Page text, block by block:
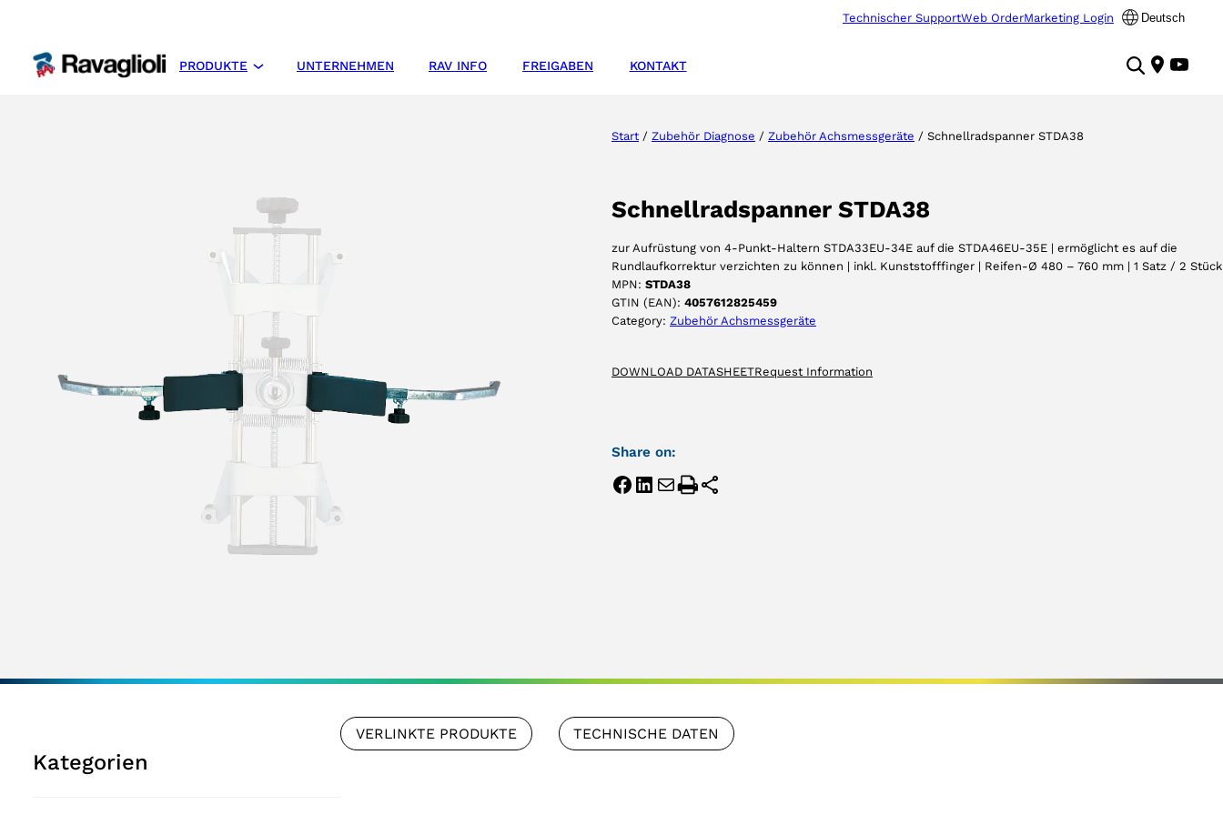
Technischer SupportWeb OrderMarketing Login Deutsch
PRODUKTE UNTERNEHMEN RAV INFO FREIGABEN KONTAKT
Start / Zubehör Diagnose / Zubehör Achsmessgeräte / Schnellradspanner STDA38
Schnellradspanner STDA38
zur Aufrüstung von 4-Punkt-Haltern STDA33EU-34E auf die STDA46EU-35E | ermöglicht es auf die
Rundlaufkorrektur verzichten zu können | inkl. Kunststofffinger | Reifen-Ø 480 – 760 mm | 1 Satz / 2 Stück
MPN: STDA38
GTIN (EAN): 4057612825459
Category: Zubehör Achsmessgeräte
DOWNLOAD DATASHEETRequest Information
Share on:
Kategorien
VERLINKTE PRODUKTE TECHNISCHE DATEN